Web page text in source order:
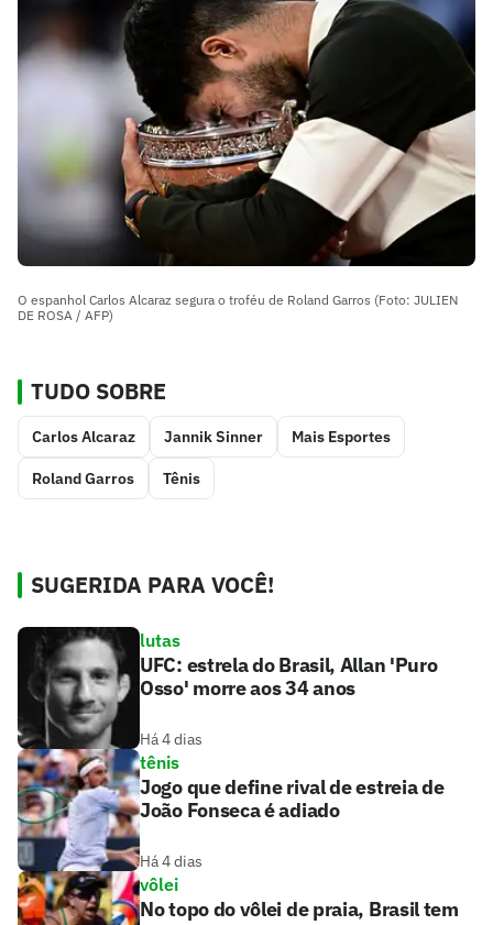
O espanhol Carlos Alcaraz segura o troféu de Roland Garros (Foto: JULIEN
DE ROSA / AFP)
TUDO SOBRE
Carlos Alcaraz Jannik Sinner Mais Esportes
Roland Garros Tênis
SUGERIDA PARA VOCÊ!
lutas
UFC: estrela do Brasil, Allan 'Puro
Osso' morre aos 34 anos
Há 4 dias
tênis
Jogo que define rival de estreia de
João Fonseca é adiado
Há 4 dias
vôlei
No topo do vôlei de praia, Brasil tem